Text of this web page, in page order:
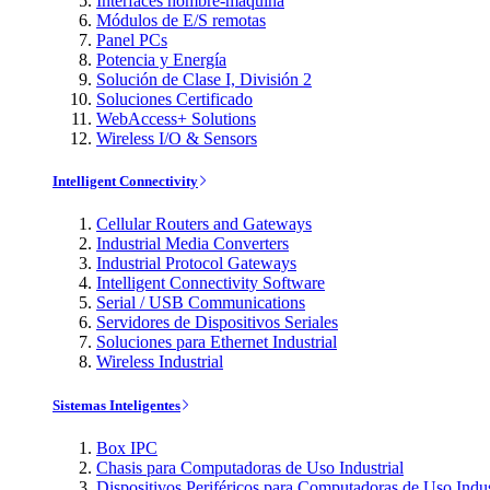
Módulos de E/S remotas
Panel PCs
Potencia y Energía
Solución de Clase I, División 2
Soluciones Certificado
WebAccess+ Solutions
Wireless I/O & Sensors
Intelligent Connectivity
Cellular Routers and Gateways
Industrial Media Converters
Industrial Protocol Gateways
Intelligent Connectivity Software
Serial / USB Communications
Servidores de Dispositivos Seriales
Soluciones para Ethernet Industrial
Wireless Industrial
Sistemas Inteligentes
Box IPC
Chasis para Computadoras de Uso Industrial